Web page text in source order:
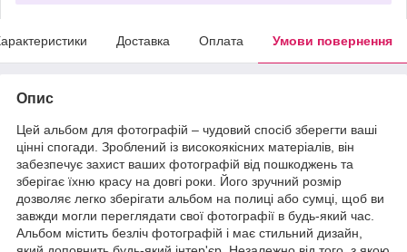
Доставка Оплата Умови повернення
Опис
Цей альбом для фотографій – чудовий спосіб зберегти ваші
цінні спогади. Зроблений із високоякісних матеріалів, він
забезпечує захист ваших фотографій від пошкоджень та
зберігає їхню красу на довгі роки. Його зручний розмір
дозволяє легко зберігати альбом на полиці або сумці, щоб ви
завжди могли переглядати свої фотографії в будь-який час.
Альбом містить безліч фотографій і має стильний дизайн,